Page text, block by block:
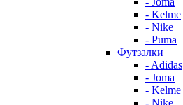
- Kelme
- Nike
- Puma
Футзалки
- Adidas
- Joma
- Kelme